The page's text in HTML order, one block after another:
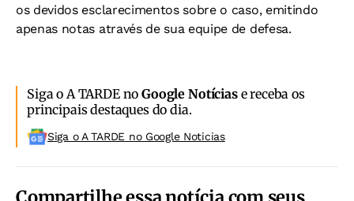
os devidos esclarecimentos sobre o caso, emitindo
apenas notas através de sua equipe de defesa.
Siga o A TARDE noGoogle Notíciase receba os
principais destaques do dia.
Siga o A TARDE no Google Noticias